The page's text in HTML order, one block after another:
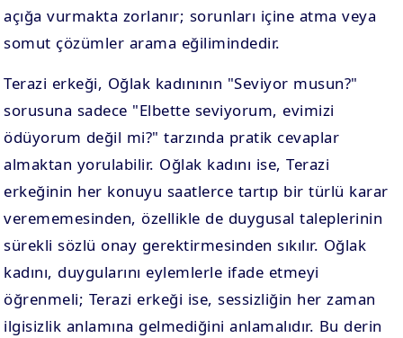
açığa vurmakta zorlanır; sorunları içine atma veya
somut çözümler arama eğilimindedir.
Terazi erkeği, Oğlak kadınının "Seviyor musun?"
sorusuna sadece "Elbette seviyorum, evimizi
ödüyorum değil mi?" tarzında pratik cevaplar
almaktan yorulabilir. Oğlak kadını ise, Terazi
erkeğinin her konuyu saatlerce tartıp bir türlü karar
verememesinden, özellikle de duygusal taleplerinin
sürekli sözlü onay gerektirmesinden sıkılır. Oğlak
kadını, duygularını eylemlerle ifade etmeyi
öğrenmeli; Terazi erkeği ise, sessizliğin her zaman
ilgisizlik anlamına gelmediğini anlamalıdır. Bu derin